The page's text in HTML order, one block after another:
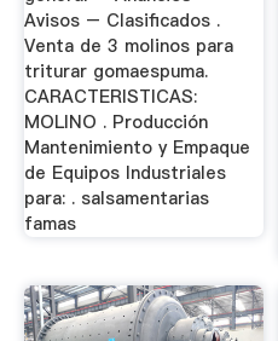
Avisos – Clasificados .
Venta de 3 molinos para
triturar gomaespuma.
CARACTERISTICAS:
MOLINO . Producción
Mantenimiento y Empaque
de Equipos Industriales
para: . salsamentarias
famas